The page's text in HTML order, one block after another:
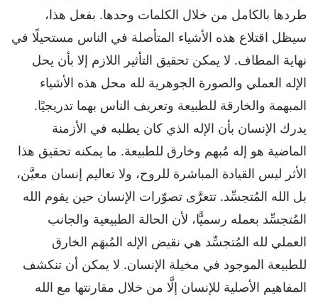
طردها بالكامل من خلال الكلمات وحدها. بفعل هذا،
سيظل اقتلاع هذه الأشياء المتأصلة في الناس مستحيلًا في
نهاية المطاف. لا يمكن تحقيق التأثير اللازم إلا بأن يحل
الإله العملي والصورة الجوهرية لله محل هذه الأشياء
المبهمة والخارقة للطبيعة وتعريف الناس بهما تدريجيًا.
يدرك الإنسان بأن الإله الذي كان يطلبه في الأزمنة
الماضية هو إله مُبهم وخارق للطبيعة. ما يمكنه تحقيق هذا
الأثر ليس القيادة المباشرة للروح، ولا تعاليم إنسان معيَّن،
بل الله المُتجسِّد. تتعرَّى تصوّرات الإنسان حين يقوم الله
المُتجسِّد بعمله رسميًّا، لأن الحالة الطبيعية والجانب
العملي لله المُتجسِّد هي نقيض الإله المُبهَم الخارق
للطبيعة الموجود في مخيلة الإنسان. لا يمكن أن تنكشف
المفاهيم الأصلية للإنسان إلَّا من خلال مقارنتها مع الله